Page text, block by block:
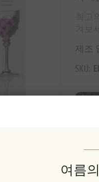
제조
SKU:
여름